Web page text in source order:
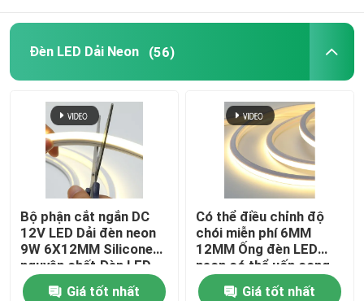
đèn led treo tuyến tính
Tấm Acrylic LGP
Đèn ngầm LED
Bộ nguồn mô-đun LED
Phụ kiện cảm biến LED
Đèn LED Dải Neon (56)
Bộ phận cắt ngắn DC
12V LED Dải đèn neon
9W 6X12MM Silicone
nguyên chất Đèn LED
neon linh hoạt
Giá tốt nhất
Có thể điều chỉnh độ
chói miễn phí 6MM
12MM Ống đèn LED
neon có thể uốn cong
để trang trí nội thất
Giá tốt nhất